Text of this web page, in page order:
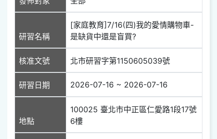
研習名稱
[家庭教育]7/16(四)我的愛情購物車-
是缺貨中還是盲買?
核准文號 北市研習字第1150605039號
研習日期 2026-07-16 ~ 2026-07-16
地點
100025 臺北市中正區仁愛路1段17號
6樓